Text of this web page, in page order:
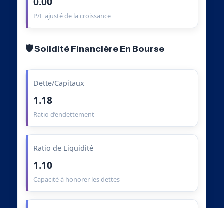
P/E ajusté de la croissance
🛡️ Solidité Financière En Bourse
Dette/Capitaux
1.18
Ratio d’endettement
Ratio de Liquidité
1.10
Capacité à honorer les dettes